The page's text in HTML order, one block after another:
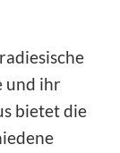
und ihr
bietet die